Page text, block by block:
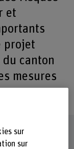
et
projet
canton
mesures
sur
sur